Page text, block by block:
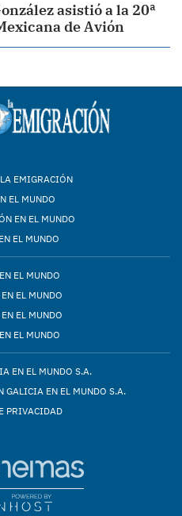
asistió a la 20ª
de Avión
EMIGRACIÓN
EL MUNDO
EN EL MUNDO
EL MUNDO
EL MUNDO
EL MUNDO
EL MUNDO
EL MUNDO
EN EL MUNDO S.A.
GALICIA EN EL MUNDO S.A.
PRIVACIDAD